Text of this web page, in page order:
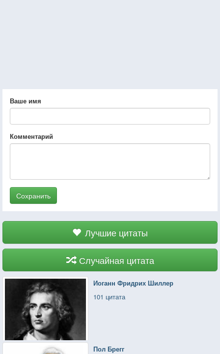
Ваше имя
Комментарий
Сохранить
Лучшие цитаты
Случайная цитата
Иоганн Фридрих Шиллер
101 цитата
Пол Брегг